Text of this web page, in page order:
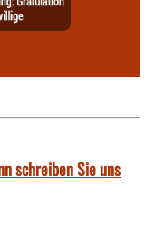
schreiben Sie uns